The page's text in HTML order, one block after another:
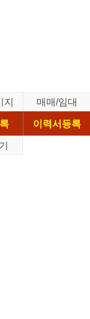
지
매매/임대
이력서등록